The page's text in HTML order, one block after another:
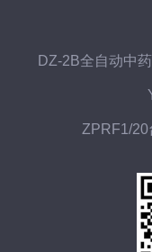
DZ-2B全自动中
ZPRF1/